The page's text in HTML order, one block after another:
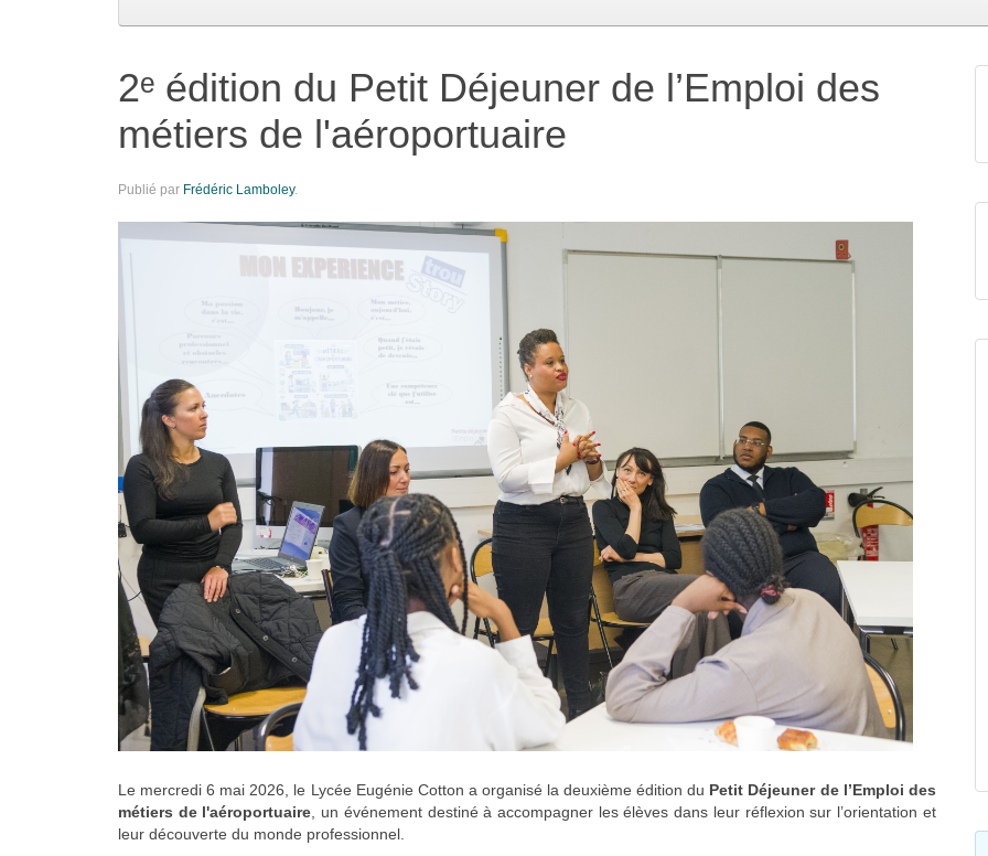
2ᵉ édition du Petit Déjeuner de l’Emploi des
métiers de l'aéroportuaire
Publié par Frédéric Lamboley.
Le mercredi 6 mai 2026, le Lycée Eugénie Cotton a organisé la deuxième édition du Petit Déjeuner de l’Emploi des
métiers de l'aéroportuaire , un événement destiné à accompagner les élèves dans leur réflexion sur l’orientation et
leur découverte du monde professionnel.